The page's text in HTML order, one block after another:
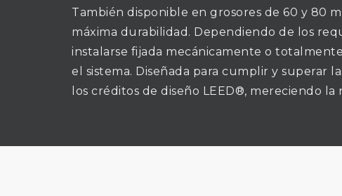
También disponible en grosores de 60 y 80
máxima durabilidad. Dependiendo de los
instalarse fijada mecánicamente o
el sistema. Diseñada para cumplir y superar
los créditos de diseño LEED®, mereciendo